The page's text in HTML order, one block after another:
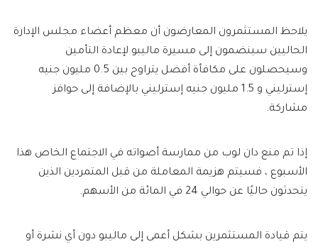
يلاحظ المستثمرون المعارضون أن معظم أعضاء مجلس الإدارة
الحاليين سينضمون إلى مسيرة ماليبو لإعادة التأمين
وسيحصلون على مكافأة أفضل يتراوح بين 0.5 مليون جنيه
إسترليني و 1.5 مليون جنيه إسترليني بالإضافة إلى حوافز
مشاركة.
إذا تم منع دان لوب من ممارسة أصواته في الاجتماع الخاص هذا
الأسبوع ، فسيتم هزيمة المعاملة من قبل المتمردين الذين
يتحدثون حاليًا عن حوالي 24 في المائة من الأسهم.
يتم قيادة المستثمرين بشكل أعمى إلى ماليبو دون أي نشرة أو